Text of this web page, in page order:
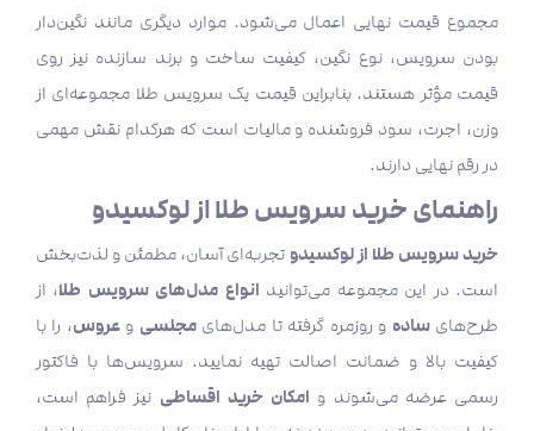
مجموع قیمت نهایی اعمال می‌شود. موارد دیگری مانند نگین‌دار
بودن سرویس، نوع نگین، کیفیت ساخت و برند سازنده نیز روی
قیمت مؤثر هستند. بنابراین قیمت یک سرویس طلا مجموعه‌ای از
وزن، اجرت، سود فروشنده و مالیات است که هرکدام نقش مهمی
در رقم نهایی دارند.
راهنمای خرید سرویس طلا از لوکسیدو
خرید سرویس طلا از لوکسیدو تجربه‌ای آسان، مطمئن و لذت‌بخش
است. در این مجموعه می‌توانید انواع مدل‌های سرویس طلا، از
طرح‌هایساده و روزمره گرفته تا مدل‌هایمجلسی وعروس، را با
کیفیت بالا و ضمانت اصالت تهیه نمایید. سرویس‌ها با فاکتور
رسمی عرضه می‌شوند و امکان خرید اقساطی نیز فراهم است،